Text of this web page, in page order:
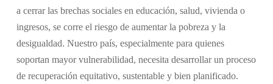
a cerrar las brechas sociales en educación, salud, vivienda o
ingresos, se corre el riesgo de aumentar la pobreza y la
desigualdad. Nuestro país, especialmente para quienes
soportan mayor vulnerabilidad, necesita desarrollar un proceso
de recuperación equitativo, sustentable y bien planificado.